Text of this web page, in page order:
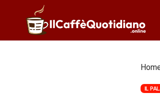
IL